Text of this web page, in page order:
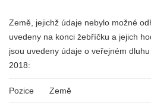
Země, jejichž údaje nebylo možné
uvedeny na konci žebříčku a jejich
jsou uvedeny údaje o veřejném
2018:
Pozice Země